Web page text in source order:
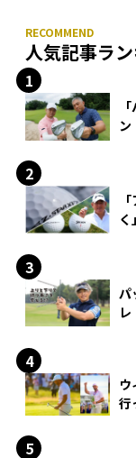
人気記事ラ
ン
パ
行